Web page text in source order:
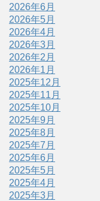
2026年6月
2026年5月
2026年4月
2026年3月
2026年2月
2026年1月
2025年12月
2025年11月
2025年10月
2025年9月
2025年8月
2025年7月
2025年6月
2025年5月
2025年4月
2025年3月